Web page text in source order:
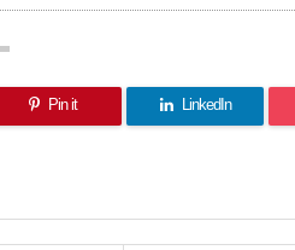
Pin it LinkedIn